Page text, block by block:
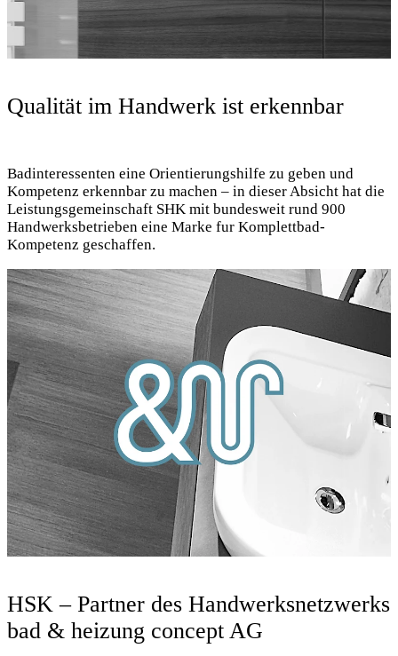
Qualität im Handwerk ist erkennbar
Badinteressenten eine Orientierungshilfe zu geben und
Kompetenz erkennbar zu machen – in dieser Absicht hat die
Leistungsgemeinschaft SHK mit bundesweit rund 900
Handwerksbetrieben eine Marke fur Komplettbad-
Kompetenz geschaffen.
HSK – Partner des Handwerksnetzwerks
bad & heizung concept AG